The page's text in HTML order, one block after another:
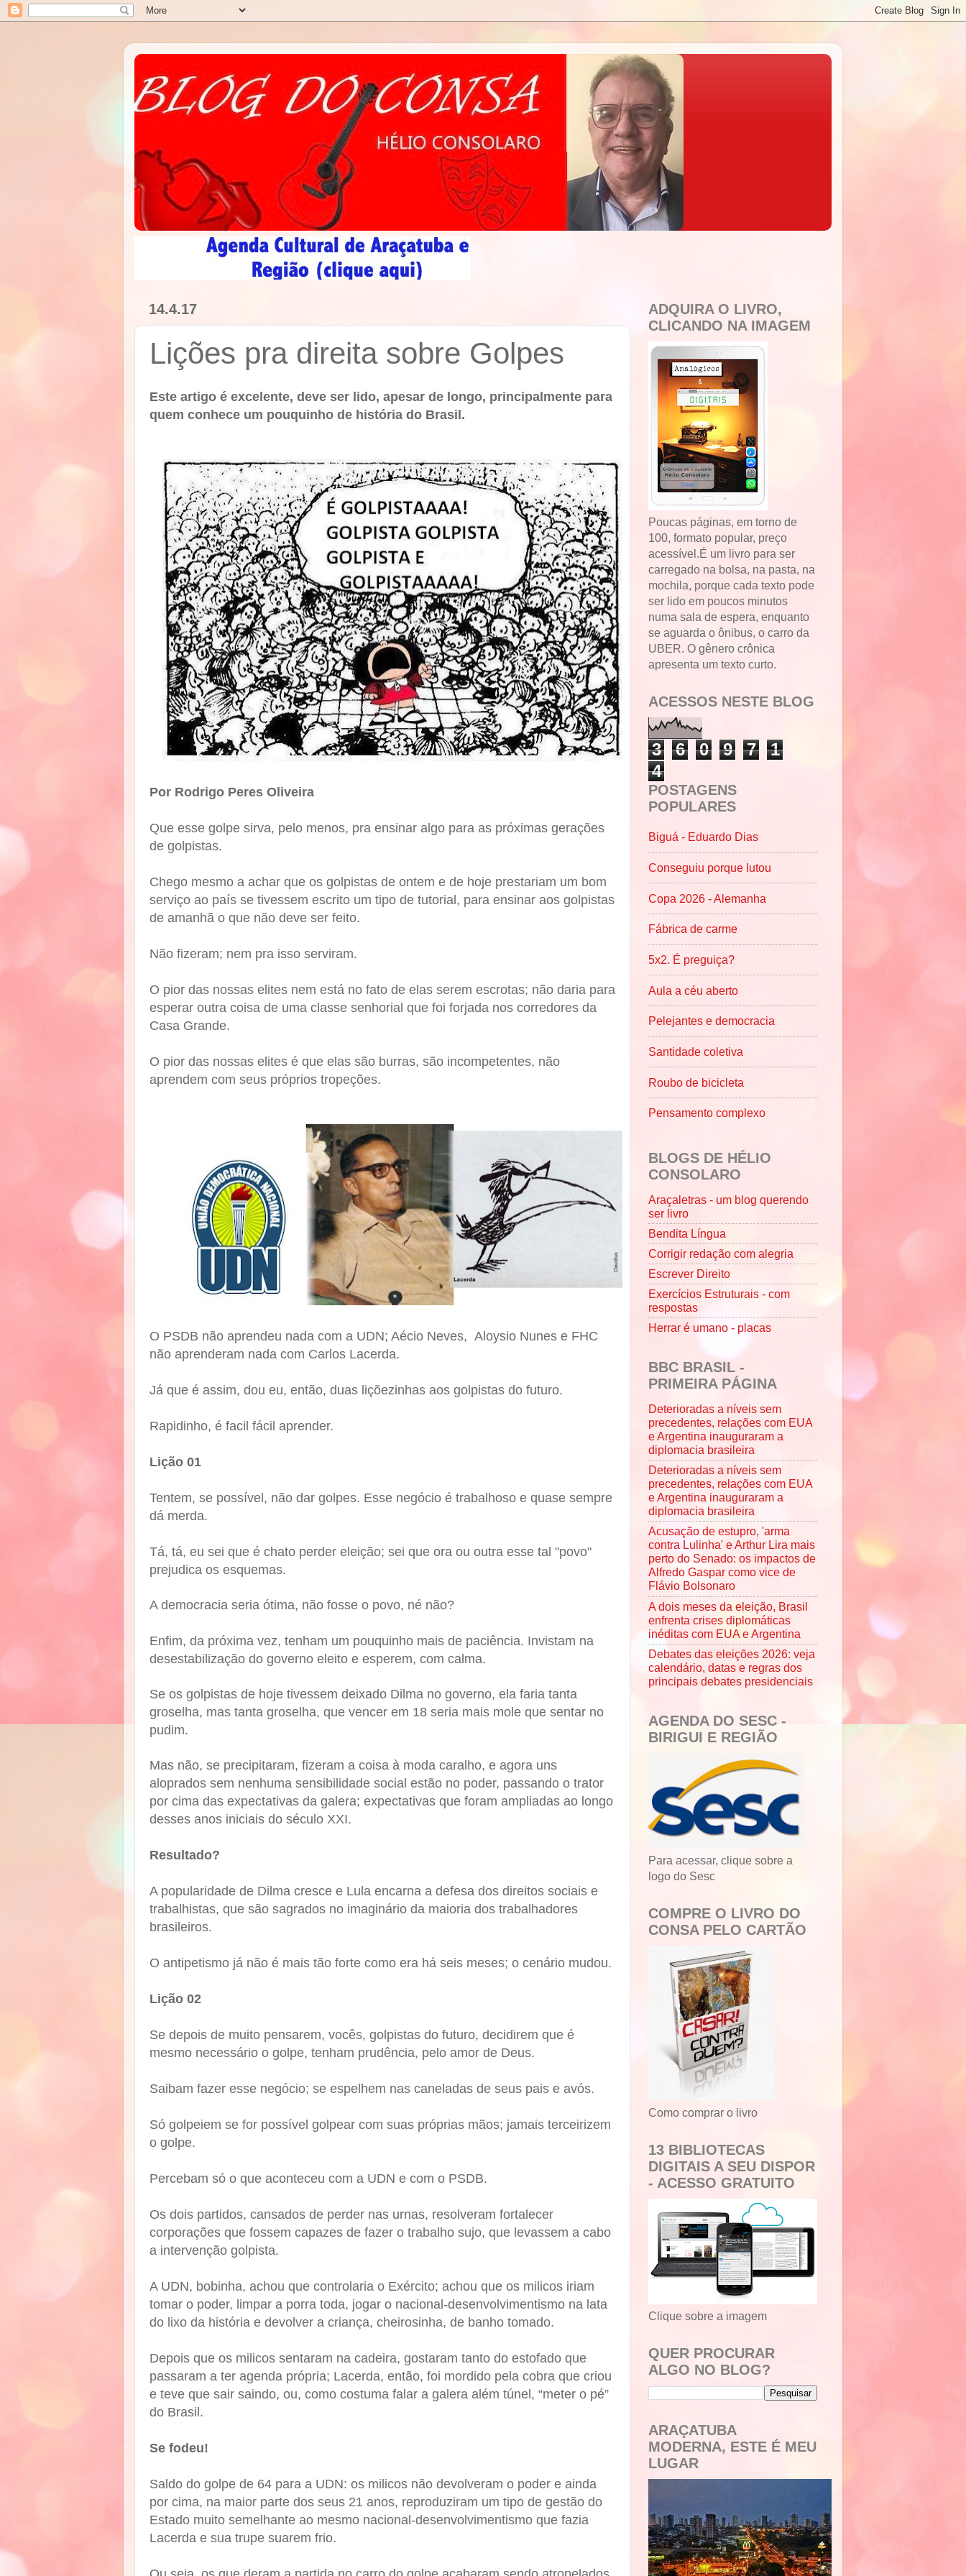
14.4.17
Lições pra direita sobre Golpes
Este artigo é excelente, deve ser lido, apesar de longo, principalmente para
quem conhece um pouquinho de história do Brasil.
Por Rodrigo Peres Oliveira
Que esse golpe sirva, pelo menos, pra ensinar algo para as próximas gerações
de golpistas.
Chego mesmo a achar que os golpistas de ontem e de hoje prestariam um bom
serviço ao país se tivessem escrito um tipo de tutorial, para ensinar aos golpistas
de amanhã o que não deve ser feito.
Não fizeram; nem pra isso serviram.
O pior das nossas elites nem está no fato de elas serem escrotas; não daria para
esperar outra coisa de uma classe senhorial que foi forjada nos corredores da
Casa Grande.
O pior das nossas elites é que elas são burras, são incompetentes, não
aprendem com seus próprios tropeções.
O PSDB não aprendeu nada com a UDN; Aécio Neves, Aloysio Nunes e FHC
não aprenderam nada com Carlos Lacerda.
Já que é assim, dou eu, então, duas liçõezinhas aos golpistas do futuro.
Rapidinho, é facil fácil aprender.
Lição 01
Tentem, se possível, não dar golpes. Esse negócio é trabalhoso e quase sempre
dá merda.
Tá, tá, eu sei que é chato perder eleição; sei que ora ou outra esse tal "povo"
prejudica os esquemas.
A democracia seria ótima, não fosse o povo, né não?
Enfim, da próxima vez, tenham um pouquinho mais de paciência. Invistam na
desestabilização do governo eleito e esperem, com calma.
Se os golpistas de hoje tivessem deixado Dilma no governo, ela faria tanta
groselha, mas tanta groselha, que vencer em 18 seria mais mole que sentar no
pudim.
Mas não, se precipitaram, fizeram a coisa à moda caralho, e agora uns
aloprados sem nenhuma sensibilidade social estão no poder, passando o trator
por cima das expectativas da galera; expectativas que foram ampliadas ao longo
desses anos iniciais do século XXI.
Resultado?
A popularidade de Dilma cresce e Lula encarna a defesa dos direitos sociais e
trabalhistas, que são sagrados no imaginário da maioria dos trabalhadores
brasileiros.
O antipetismo já não é mais tão forte como era há seis meses; o cenário mudou.
Lição 02
Se depois de muito pensarem, vocês, golpistas do futuro, decidirem que é
mesmo necessário o golpe, tenham prudência, pelo amor de Deus.
Saibam fazer esse negócio; se espelhem nas caneladas de seus pais e avós.
Só golpeiem se for possível golpear com suas próprias mãos; jamais terceirizem
o golpe.
Percebam só o que aconteceu com a UDN e com o PSDB.
Os dois partidos, cansados de perder nas urnas, resolveram fortalecer
corporações que fossem capazes de fazer o trabalho sujo, que levassem a cabo
a intervenção golpista.
A UDN, bobinha, achou que controlaria o Exército; achou que os milicos iriam
tomar o poder, limpar a porra toda, jogar o nacional-desenvolvimentismo na lata
do lixo da história e devolver a criança, cheirosinha, de banho tomado.
Depois que os milicos sentaram na cadeira, gostaram tanto do estofado que
passaram a ter agenda própria; Lacerda, então, foi mordido pela cobra que criou
e teve que sair saindo, ou, como costuma falar a galera além túnel, “meter o pé”
do Brasil.
Se fodeu!
Saldo do golpe de 64 para a UDN: os milicos não devolveram o poder e ainda
por cima, na maior parte dos seus 21 anos, reproduziram um tipo de gestão do
Estado muito semelhante ao mesmo nacional-desenvolvimentismo que fazia
Lacerda e sua trupe suarem frio.
ADQUIRA O LIVRO,
CLICANDO NA IMAGEM
Poucas páginas, em torno de
100, formato popular, preço
acessível.É um livro para ser
carregado na bolsa, na pasta, na
mochila, porque cada texto pode
ser lido em poucos minutos
numa sala de espera, enquanto
se aguarda o ônibus, o carro da
UBER. O gênero crônica
apresenta um texto curto.
ACESSOS NESTE BLOG
3 6 0 9 7
1
4
POSTAGENS
POPULARES
Biguá - Eduardo Dias
Conseguiu porque lutou
Copa 2026 - Alemanha
Fábrica de carme
5x2. É preguiça?
Aula a céu aberto
Pelejantes e democracia
Santidade coletiva
Roubo de bicicleta
Pensamento complexo
BLOGS DE HÉLIO
CONSOLARO
Araçaletras - um blog querendo
ser livro
Bendita Língua
Corrigir redação com alegria
Escrever Direito
Exercícios Estruturais - com
respostas
Herrar é umano - placas
BBC BRASIL -
PRIMEIRA PÁGINA
Deterioradas a níveis sem
precedentes, relações com EUA
e Argentina inauguraram a
diplomacia brasileira
Deterioradas a níveis sem
precedentes, relações com EUA
e Argentina inauguraram a
diplomacia brasileira
Acusação de estupro, 'arma
contra Lulinha' e Arthur Lira mais
perto do Senado: os impactos de
Alfredo Gaspar como vice de
Flávio Bolsonaro
A dois meses da eleição, Brasil
enfrenta crises diplomáticas
inéditas com EUA e Argentina
Debates das eleições 2026: veja
calendário, datas e regras dos
principais debates presidenciais
AGENDA DO SESC -
BIRIGUI E REGIÃO
Para acessar, clique sobre a
logo do Sesc
COMPRE O LIVRO DO
CONSA PELO CARTÃO
Como comprar o livro
13 BIBLIOTECAS
DIGITAIS A SEU DISPOR
- ACESSO GRATUITO
Clique sobre a imagem
QUER PROCURAR
ALGO NO BLOG?
ARAÇATUBA
MODERNA, ESTE É MEU
LUGAR